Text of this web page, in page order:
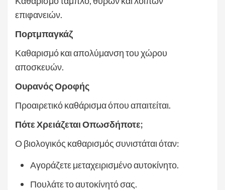
επιφανειών.
Πορτμπαγκάζ
Καθαρισμό και απολύμανση του χώρου
αποσκευών.
Ουρανός Οροφής
Προαιρετικό καθάρισμα όπου απαιτείται.
Πότε Χρειάζεται Οπωσδήποτε;
Ο βιολογικός καθαρισμός συνιστάται όταν:
Αγοράζετε μεταχειρισμένο αυτοκίνητο.
Πουλάτε το αυτοκίνητό σας.